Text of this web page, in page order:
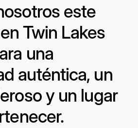
este
Twin Lakes
una
auténtica, un
y un lugar